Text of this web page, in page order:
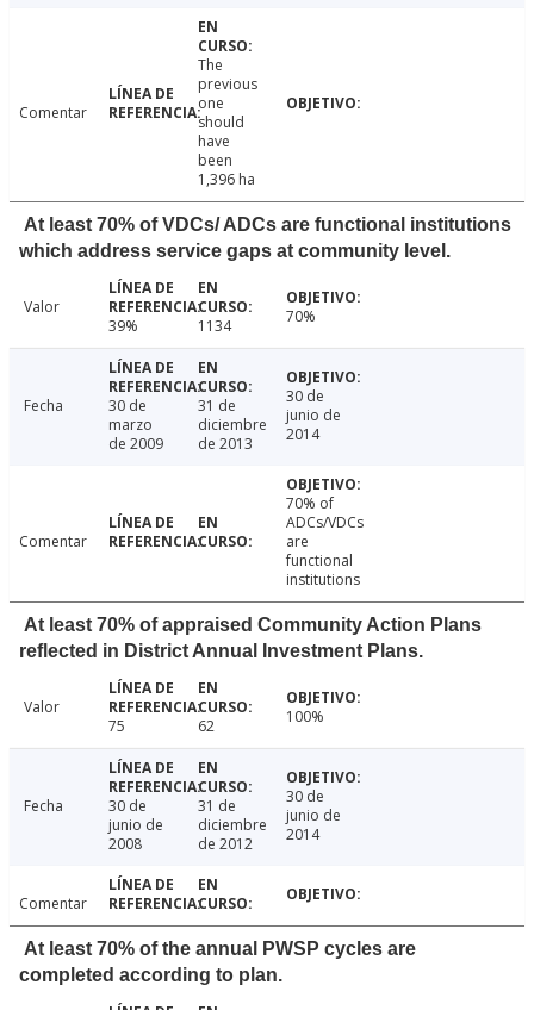
Comentar
The
previous
one
should
have
been
1,396 ha
At least 70% of VDCs/ ADCs are functional institutions
which address service gaps at community level.
Valor
39%
1134 70%
Fecha
30 de
marzo
de 2009
31 de
diciembre
de 2013
30 de
junio de
2014
Comentar
70% of
ADCs/VDCs
are
functional
institutions
At least 70% of appraised Community Action Plans
reflected in District Annual Investment Plans.
Valor
75
62 100%
Fecha
30 de
junio de
2008
31 de
diciembre
de 2012
30 de
junio de
2014
Comentar
At least 70% of the annual PWSP cycles are
completed according to plan.